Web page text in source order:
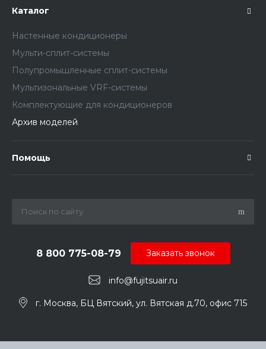
Каталог
Настенные кондиционеры
Мульти-сплит-системы
Полупромышленные сплит-системы
Мультизональные VRF-системы
Комплектующие для кондиционеров
Архив моделей
Помощь
info@fujitsuair.ru
8 800 775-08-79
г. Москва, БЦ Вятский, ул. Вятская д.70, офис 715
Заказать звонок